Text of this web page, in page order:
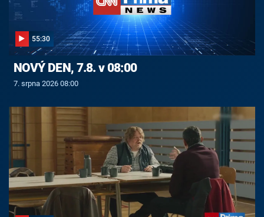
55:30
NOVÝ DEN, 7.8. v 08:00
7. srpna 2026 08:00